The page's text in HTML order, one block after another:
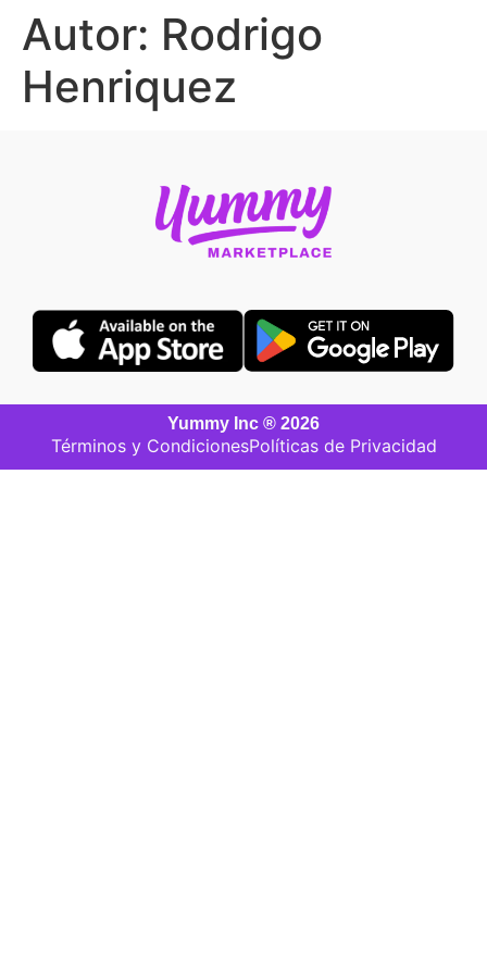
Autor: Rodrigo
Henriquez
Yummy Inc ® 2026
Términos y CondicionesPolíticas de Privacidad